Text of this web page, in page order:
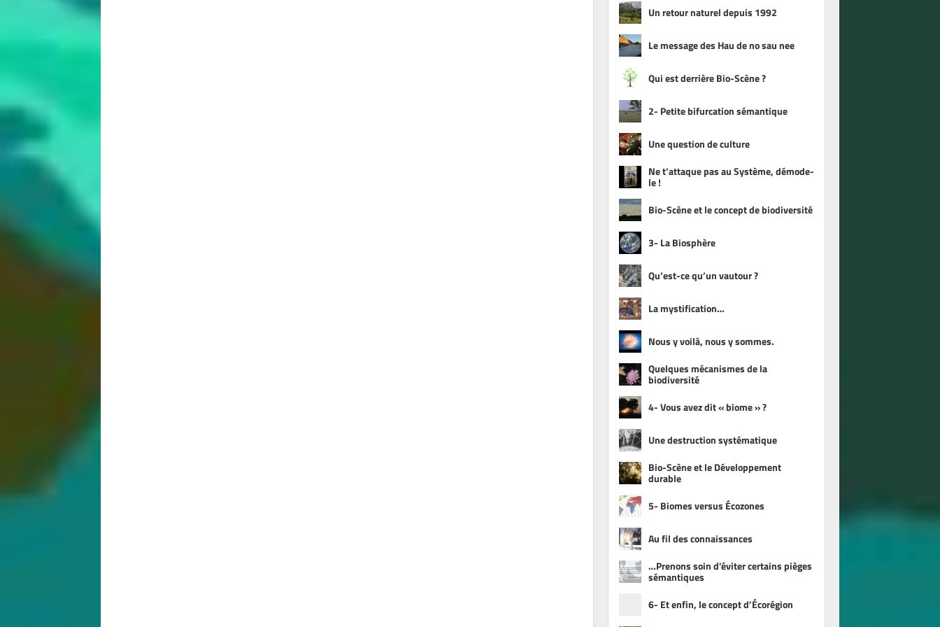
Un retour naturel depuis 1992
Le message des Hau de no sau nee
Qui est derrière Bio-Scène ?
2- Petite bifurcation sémantique
Une question de culture
Ne t’attaque pas au Système, démode-
le !
Bio-Scène et le concept de biodiversité
3- La Biosphère
Qu’est-ce qu’un vautour ?
La mystification…
Nous y voilà, nous y sommes.
Quelques mécanismes de la
biodiversité
4- Vous avez dit « biome » ?
Une destruction systématique
Bio-Scène et le Développement
durable
5- Biomes versus Écozones
Au fil des connaissances
…Prenons soin d'éviter certains pièges
sémantiques
6- Et enfin, le concept d’Écorégion